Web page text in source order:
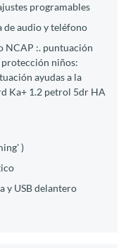
programables
de audio y teléfono
NCAP :. puntuación
niños:
ayudas a la
Ka+ 1.2 petrol 5dr HA
)
y USB delantero